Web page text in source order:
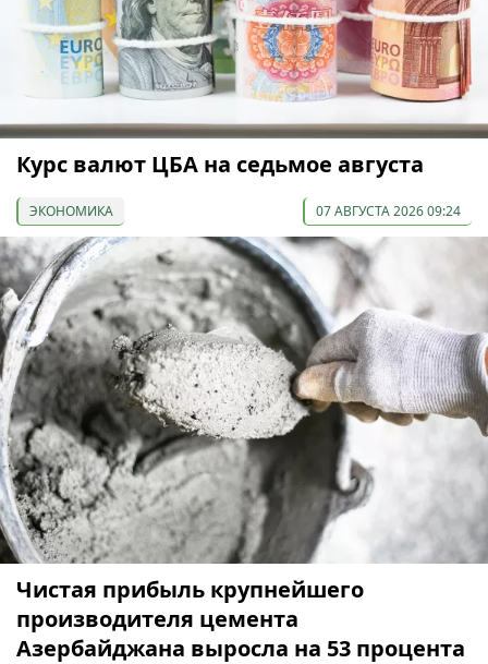
Курс валют ЦБА на седьмое августа
ЭКОНОМИКА 07 АВГУСТА 2026 09:24
Чистая прибыль крупнейшего
производителя цемента
Азербайджана выросла на 53 процента